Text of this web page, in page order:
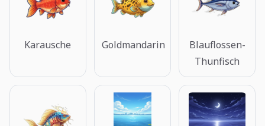
Karausche Goldmandarin
Blauflossen-
Thunfisch